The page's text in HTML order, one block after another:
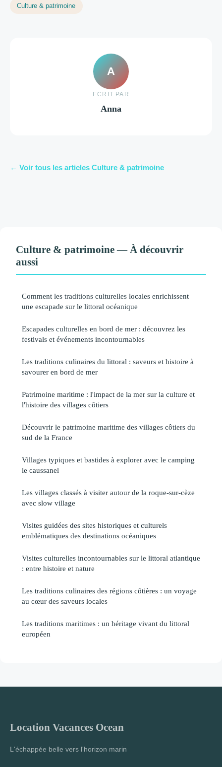
Culture & patrimoine
A
ECRIT PAR
Anna
← Voir tous les articles Culture & patrimoine
Culture & patrimoine — À découvrir
aussi
Comment les traditions culturelles locales enrichissent
une escapade sur le littoral océanique
Escapades culturelles en bord de mer : découvrez les
festivals et événements incontournables
Les traditions culinaires du littoral : saveurs et histoire à
savourer en bord de mer
Patrimoine maritime : l'impact de la mer sur la culture et
l'histoire des villages côtiers
Découvrir le patrimoine maritime des villages côtiers du
sud de la France
Villages typiques et bastides à explorer avec le camping
le caussanel
Les villages classés à visiter autour de la roque-sur-cèze
avec slow village
Visites guidées des sites historiques et culturels
emblématiques des destinations océaniques
Visites culturelles incontournables sur le littoral atlantique
: entre histoire et nature
Les traditions culinaires des régions côtières : un voyage
au cœur des saveurs locales
Les traditions maritimes : un héritage vivant du littoral
européen
Location Vacances Ocean
L'échappée belle vers l'horizon marin